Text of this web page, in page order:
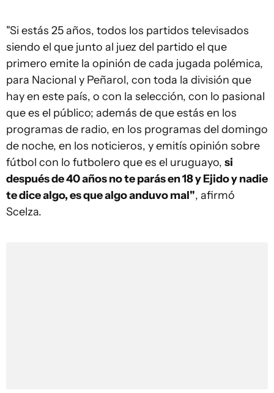
"Si estás 25 años, todos los partidos televisados
siendo el que junto al juez del partido el que
primero emite la opinión de cada jugada polémica,
para Nacional y Peñarol, con toda la división que
hay en este país, o con la selección, con lo pasional
que es el público; además de que estás en los
programas de radio, en los programas del domingo
de noche, en los noticieros, y emitís opinión sobre
fútbol con lo futbolero que es el uruguayo, si
después de 40 años no te parás en 18 y Ejido y nadie
te dice algo, es que algo anduvo mal", afirmó
Scelza.